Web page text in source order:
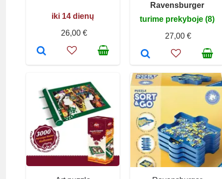
iki 14 dienų
26,00 €
Ravensburger
turime prekyboje (8)
27,00 €